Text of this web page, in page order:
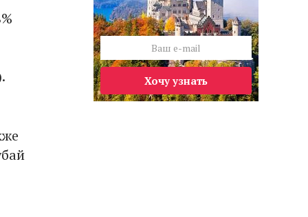
Хочу узнать